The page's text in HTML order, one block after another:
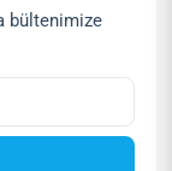
bültenimize